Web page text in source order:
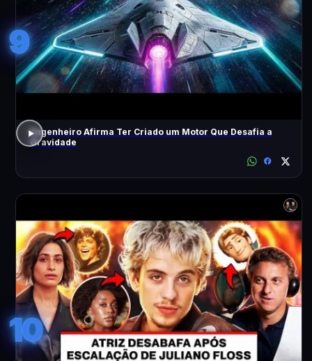
9
Engenheiro Afirma Ter Criado um Motor Que Desafia a
Gravidade
10